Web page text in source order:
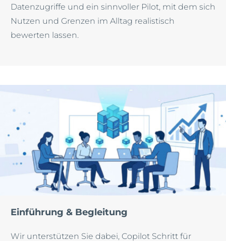
Datenzugriffe und ein sinnvoller Pilot, mit dem sich
Nutzen und Grenzen im Alltag realistisch
bewerten lassen.
Einführung & Begleitung
Wir unterstützen Sie dabei, Copilot Schritt für